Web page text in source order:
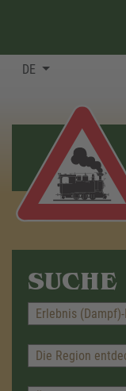
DE
SUCHE